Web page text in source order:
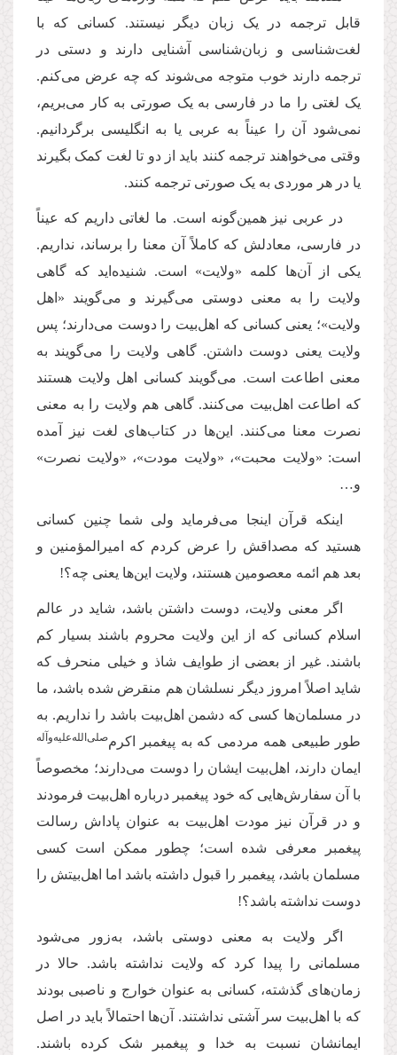
قابل ترجمه در یک زبان دیگر نیستند. کسانی که با
لغت‌شناسی و زبان‌شناسی آشنایی دارند و دستی در
ترجمه دارند خوب متوجه می‌شوند که چه عرض می‌کنم.
یک لغتی را ما در فارسی به یک صورتی به کار می‌بریم،
نمی‌شود آن را عیناً به عربی یا به انگلیسی برگردانیم.
وقتی می‌خواهند ترجمه کنند باید از دو تا لغت کمک بگیرند
یا در هر موردی به یک صورتی ترجمه کنند.
در عربی نیز همین‌گونه است. ما لغاتی داریم که عیناً
در فارسی، معادلش که کاملاً آن معنا را برساند، نداریم.
یکی از آن‌ها کلمه «ولایت» است. شنیده‌اید که گاهی
ولایت را به معنی دوستی می‌گیرند و می‌گویند «اهل
ولایت»؛ یعنی کسانی که اهل‌بیت را دوست می‌دارند؛ پس
ولایت یعنی دوست داشتن. گاهی ولایت را می‌گویند به
معنی اطاعت است. می‌گویند کسانی اهل ولایت هستند
که اطاعت اهل‌بیت می‌کنند. گاهی هم ولایت را به معنی
نصرت معنا می‌کنند. این‌ها در کتاب‌های لغت نیز آمده
است: «ولایت محبت»، «ولایت مودت»، «ولایت نصرت»
و…
اینکه قرآن اینجا می‌فرماید ولی شما چنین کسانی
هستید که مصداقش را عرض کردم که امیرالمؤمنین و
بعد هم ائمه معصومین هستند، ولایت این‌ها یعنی چه؟!
اگر معنی ولایت، دوست داشتن باشد، شاید در عالم
اسلام کسانی که از این ولایت محروم باشند بسیار کم
باشند. غیر از بعضی از طوایف شاذ و خیلی منحرف که
شاید اصلاً امروز دیگر نسلشان هم منقرض شده باشد، ما
در مسلمان‌ها کسی که دشمن اهل‌بیت باشد را نداریم. به
طور طبیعی همه مردمی که به پیغمبر اکرم‌صلی‌‌الله‌‌علیه‌‌و‌آله
ایمان دارند، اهل‌بیت ایشان را دوست می‌دارند؛ مخصوصاً
با آن سفارش‌هایی که خود پیغمبر درباره اهل‌بیت فرمودند
و در قرآن نیز مودت اهل‌بیت به عنوان پاداش رسالت
پیغمبر معرفی شده است؛ چطور ممکن است کسی
مسلمان باشد، پیغمبر را قبول داشته باشد اما اهل‌بیتش را
دوست نداشته باشد؟!
اگر ولایت به معنی دوستی باشد، به‌زور می‌شود
مسلمانی را پیدا کرد که ولایت نداشته باشد. حالا در
زمان‌های گذشته، کسانی به عنوان خوارج و ناصبی بودند
که با اهل‌بیت سر آشتی نداشتند. آن‌ها احتمالاً باید در اصل
ایمانشان نسبت به خدا و پیغمبر شک کرده باشند.